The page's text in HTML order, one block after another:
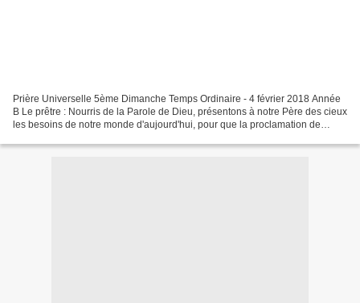
Prière Universelle 5ème Dimanche Temps Ordinaire - 4 février 2018 Année
B Le prêtre : Nourris de la Parole de Dieu, présentons à notre Père des cieux
les besoins de notre monde d'aujourd'hui, pour que la proclamation de